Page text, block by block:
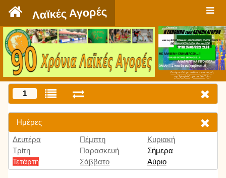
Λαϊκές Αγορές
Πατήστε εδώ για να δείτε την εκπομπή
την Τρίτη 9:00 μμ και κάθε Τρίτη
1
Ημέρες
Δευτέρα
Τρίτη
Τετάρτη
Πέμπτη
Παρασκευή
Σάββατο
Κυριακή
Σήμερα
Αύριο